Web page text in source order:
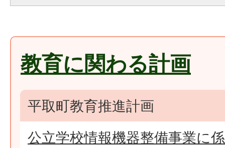
教育に関わる計画
平取町教育推進計画
公立学校情報機器整備事業に